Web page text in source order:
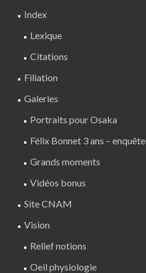
Index
Lexique
Citations
Filiation
Galeries
Portraits pour Osaka
Félix Bonnet 3 ans – enquête
Grands moments
Vidéos bonus
Site CNAM
Vision
Relief notions
Oeil physiologie